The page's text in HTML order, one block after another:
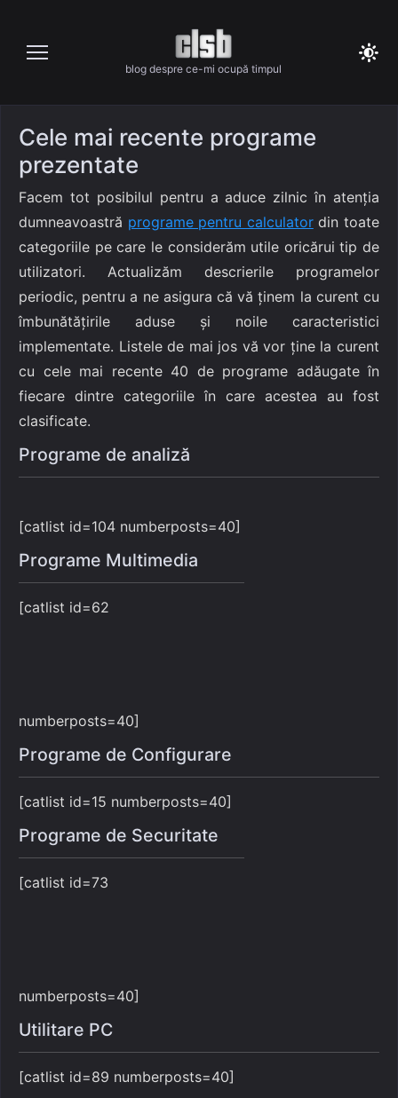
content
blog despre ce-mi ocupă timpul
Cele mai recente programe
prezentate
Facem tot posibilul pentru a aduce zilnic în atenția
dumneavoastră programe pentru calculatordin toate
categoriile pe care le considerăm utile oricărui tip de
utilizatori. Actualizăm descrierile programelor
periodic, pentru a ne asigura că vă ținem la curent cu
îmbunătățirile aduse și noile caracteristici
implementate. Listele de mai jos vă vor ține la curent
cu cele mai recente 40 de programe adăugate în
fiecare dintre categoriile în care acestea au fost
clasificate.
Programe de analiză
[catlist id=104 numberposts=40]
Programe Multimedia
[catlist id=62
numberposts=40]
Programe de Configurare
[catlist id=15 numberposts=40]
Programe de Securitate
[catlist id=73
numberposts=40]
Utilitare PC
[catlist id=89 numberposts=40]